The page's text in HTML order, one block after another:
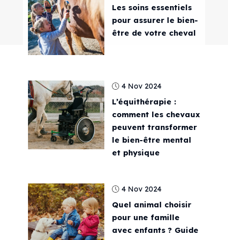
Les soins essentiels
pour assurer le bien-
être de votre cheval
4 Nov 2024
L’équithérapie :
comment les chevaux
peuvent transformer
le bien-être mental
et physique
4 Nov 2024
Quel animal choisir
pour une famille
avec enfants ? Guide